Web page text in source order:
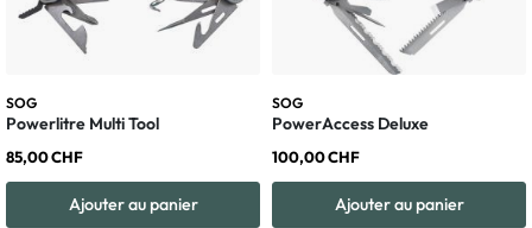
SOG
Powerlitre Multi Tool
85,00 CHF
Ajouter au panier
SOG
PowerAccess Deluxe
100,00 CHF
Ajouter au panier